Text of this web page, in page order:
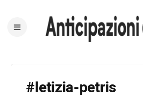
#letizia-petris